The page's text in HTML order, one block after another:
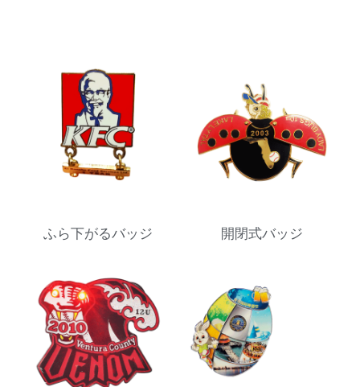
ふら下がるバッジ 開閉式バッジ